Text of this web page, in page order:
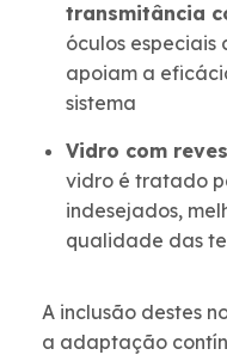
transmitância
óculos especiais
apoiam a
sistema
Vidro com
vidro é tratado
indesejados,
qualidade das
A inclusão destes
a adaptação